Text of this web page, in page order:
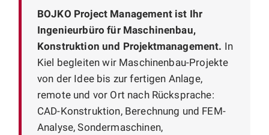
BOJKO Project Management ist Ihr
Ingenieurbüro für Maschinenbau,
Konstruktion und Projektmanagement. In
Kiel begleiten wir Maschinenbau-Projekte
von der Idee bis zur fertigen Anlage,
remote und vor Ort nach Rücksprache:
CAD-Konstruktion, Berechnung und FEM-
Analyse, Sondermaschinen,